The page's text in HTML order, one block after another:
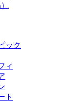
ック
ィ
ト